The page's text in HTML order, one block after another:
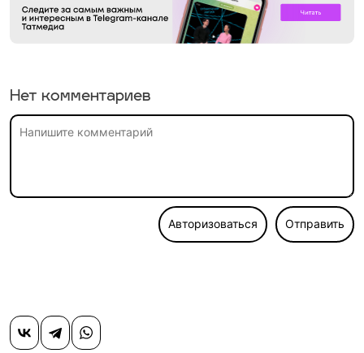
Нет комментариев
Авторизоваться Отправить